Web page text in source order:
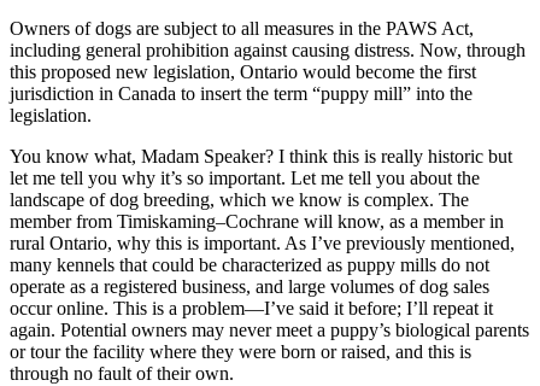
Owners of dogs are subject to all measures in the PAWS Act,
including general prohibition against causing distress. Now, through
this proposed new legislation, Ontario would become the first
jurisdiction in Canada to insert the term “puppy mill” into the
legislation.
You know what, Madam Speaker? I think this is really historic but
let me tell you why it’s so important. Let me tell you about the
landscape of dog breeding, which we know is complex. The
member from Timiskaming–Cochrane will know, as a member in
rural Ontario, why this is important. As I’ve previously mentioned,
many kennels that could be characterized as puppy mills do not
operate as a registered business, and large volumes of dog sales
occur online. This is a problem—I’ve said it before; I’ll repeat it
again. Potential owners may never meet a puppy’s biological parents
or tour the facility where they were born or raised, and this is
through no fault of their own.